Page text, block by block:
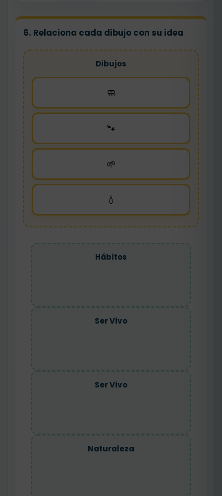
6. Relaciona cada dibujo con su idea
Dibujos
🧼
🐾
🌱
💧
Hábitos
Ser Vivo
Ser Vivo
Naturaleza